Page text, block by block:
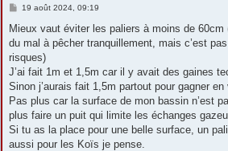
M
s
a
g
19 août 2024, 09:19
Mieux vaut éviter les paliers à moins de 60cm
du mal à pêcher tranquillement, mais c’est
risques)
J’ai fait 1m et 1,5m car il y avait des gaines
Sinon j’aurais fait 1,5m partout pour gagner en
Pas plus car la surface de mon bassin n’est
plus faire un puit qui limite les échanges
Si tu as la place pour une belle surface, un
aussi pour les Koïs je pense.